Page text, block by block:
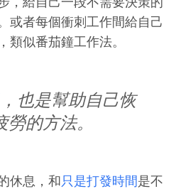
或者每個衝刺工作間給自己
類似番茄鐘工作法。
，也是幫助自己恢
的方法。
休息，和只是打發時間是不